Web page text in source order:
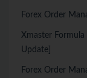
Forex Order
Xmaster
Update]
Forex Order